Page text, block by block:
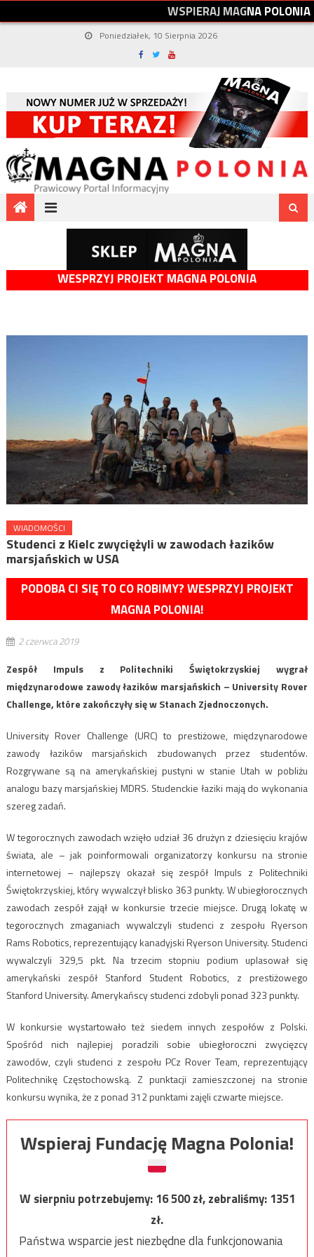
WSPIERAJMAGNAPOLONIA
Poniedziałek, 10 Sierpnia 2026
WESPRZYJ PROJEKT MAGNA POLONIA
WIADOMOŚCI
Studenci z Kielc zwyciężyli w zawodach łazików
marsjańskich w USA
PODOBA CI SIĘ TO CO ROBIMY? WESPRZYJ PROJEKT
MAGNA POLONIA!
2 czerwca 2019
Zespół Impuls z Politechniki Świętokrzyskiej wygrał
międzynarodowe zawody łazików marsjańskich – University Rover
Challenge, które zakończyły się w Stanach Zjednoczonych.
University Rover Challenge (URC) to prestiżowe, międzynarodowe
zawody łazików marsjańskich zbudowanych przez studentów.
Rozgrywane są na amerykańskiej pustyni w stanie Utah w pobliżu
analogu bazy marsjańskiej MDRS. Studenckie łaziki mają do wykonania
szereg zadań.
W tegorocznych zawodach wzięło udział 36 drużyn z dziesięciu krajów
świata, ale – jak poinformowali organizatorzy konkursu na stronie
internetowej – najlepszy okazał się zespół Impuls z Politechniki
Świętokrzyskiej, który wywalczył blisko 363 punkty. W ubiegłorocznych
zawodach zespół zajął w konkursie trzecie miejsce. Drugą lokatę w
tegorocznych zmaganiach wywalczyli studenci z zespołu Ryerson
Rams Robotics, reprezentujący kanadyjski Ryerson University. Studenci
wywalczyli 329,5 pkt. Na trzecim stopniu podium uplasował się
amerykański zespół Stanford Student Robotics, z prestiżowego
Stanford University. Amerykańscy studenci zdobyli ponad 323 punkty.
W konkursie wystartowało też siedem innych zespołów z Polski.
Spośród nich najlepiej poradzili sobie ubiegłoroczni zwycięzcy
zawodów, czyli studenci z zespołu PCz Rover Team, reprezentujący
Politechnikę Częstochowską. Z punktacji zamieszczonej na stronie
konkursu wynika, że z ponad 312 punktami zajęli czwarte miejsce.
Wspieraj Fundację Magna Polonia!
W sierpniu potrzebujemy:16 500zł, zebraliśmy:1351
zł.
Państwa wsparcie jest niezbędne dla funkcjonowania